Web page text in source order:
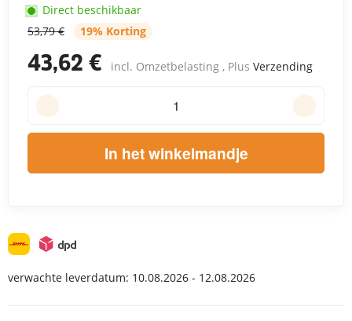
53,79 € 19% Korting
43,62 € incl. Omzetbelasting , Plus Verzending
Direct beschikbaar
In het winkelmandje
verwachte leverdatum: 10.08.2026 - 12.08.2026